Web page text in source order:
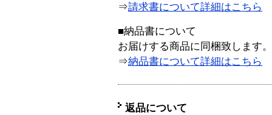
⇒請求書について詳細はこちら
■納品書について
お届けする商品に同梱致します。
⇒納品書について詳細はこちら
返品について